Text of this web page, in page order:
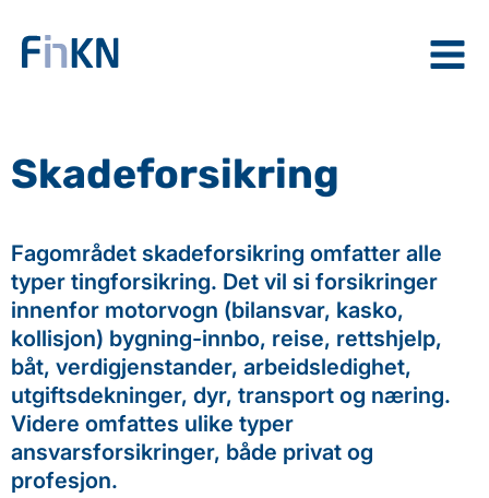
Organisasjon og ledelse
Årsregnskap
Vedlegg
Skadeforsikring
Fagområdet skadeforsikring omfatter alle
typer tingforsikring. Det vil si forsikringer
innenfor motorvogn (bilansvar, kasko,
kollisjon) bygning-innbo, reise, rettshjelp,
båt, verdigjenstander, arbeidsledighet,
utgiftsdekninger, dyr, transport og næring.
Videre omfattes ulike typer
ansvarsforsikringer, både privat og
profesjon.